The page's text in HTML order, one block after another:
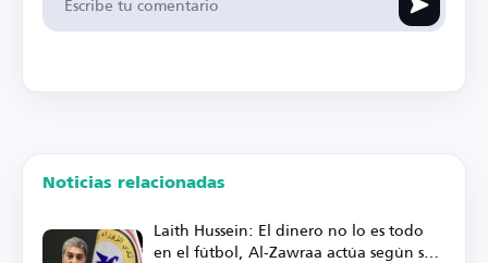
Noticias relacionadas
Laith Hussein: El dinero no lo es todo
en el fútbol, Al-Zawraa actúa según sus